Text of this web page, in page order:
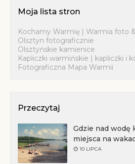
Moja lista stron
Kochamy Warmię | Warmia foto
Olsztyn fotograficznie
Olsztyńskie kamienice
Kapliczki warmińskie | kapliczki i
Fotograficzna Mapa Warmii
Przeczytaj
Gdzie nad wodę
miejsca na
10 LIPCA